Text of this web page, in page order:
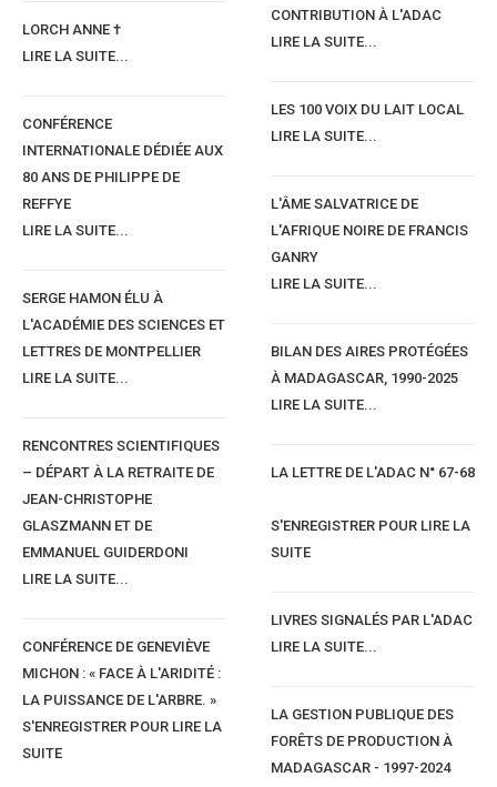
LORCH ANNE †
LIRE LA SUITE...
CONFÉRENCE
INTERNATIONALE DÉDIÉE AUX
80 ANS DE PHILIPPE DE
REFFYE
LIRE LA SUITE...
SERGE HAMON ÉLU À
L'ACADÉMIE DES SCIENCES ET
LETTRES DE MONTPELLIER
LIRE LA SUITE...
RENCONTRES SCIENTIFIQUES
– DÉPART À LA RETRAITE DE
JEAN-CHRISTOPHE
GLASZMANN ET DE
EMMANUEL GUIDERDONI
LIRE LA SUITE...
CONFÉRENCE DE GENEVIÈVE
MICHON : « FACE À L'ARIDITÉ :
LA PUISSANCE DE L'ARBRE. »
S'ENREGISTRER POUR LIRE LA
SUITE
CONTRIBUTION À L'ADAC
LIRE LA SUITE...
LES 100 VOIX DU LAIT LOCAL
LIRE LA SUITE...
L'ÂME SALVATRICE DE
L'AFRIQUE NOIRE DE FRANCIS
GANRY
LIRE LA SUITE...
BILAN DES AIRES PROTÉGÉES
À MADAGASCAR, 1990-2025
LIRE LA SUITE...
LA LETTRE DE L'ADAC N° 67-68
S'ENREGISTRER POUR LIRE LA
SUITE
LIVRES SIGNALÉS PAR L'ADAC
LIRE LA SUITE...
LA GESTION PUBLIQUE DES
FORÊTS DE PRODUCTION À
MADAGASCAR - 1997-2024